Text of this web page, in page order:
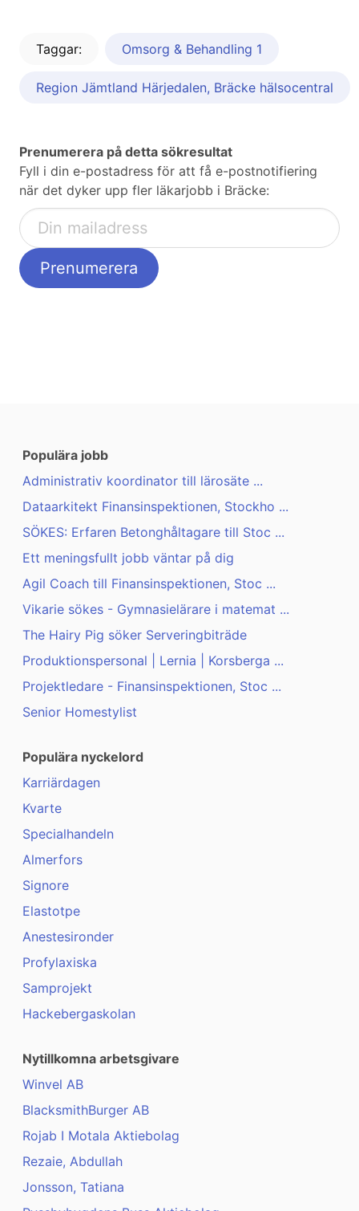
Taggar: Omsorg & Behandling 1
Region Jämtland Härjedalen, Bräcke hälsocentral
Prenumerera på detta sökresultat
Fyll i din e-postadress för att få e-postnotifiering
när det dyker upp fler läkarjobb i Bräcke:
Populära jobb
Administrativ koordinator till lärosäte ...
Dataarkitekt Finansinspektionen, Stockho ...
SÖKES: Erfaren Betonghåltagare till Stoc ...
Ett meningsfullt jobb väntar på dig
Agil Coach till Finansinspektionen, Stoc ...
Vikarie sökes - Gymnasielärare i matemat ...
The Hairy Pig söker Serveringbiträde
Produktionspersonal | Lernia | Korsberga ...
Projektledare - Finansinspektionen, Stoc ...
Senior Homestylist
Populära nyckelord
Karriärdagen
Kvarte
Specialhandeln
Almerfors
Signore
Elastotpe
Anestesironder
Profylaxiska
Samprojekt
Hackebergaskolan
Nytillkomna arbetsgivare
Winvel AB
BlacksmithBurger AB
Rojab I Motala Aktiebolag
Rezaie, Abdullah
Jonsson, Tatiana